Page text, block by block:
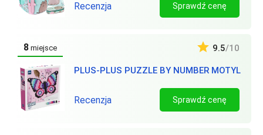
Recenzja Sprawdź cenę
8 miejsce
PLUS-PLUS PUZZLE BY NUMBER MOTYL
9.5/10
Recenzja Sprawdź cenę